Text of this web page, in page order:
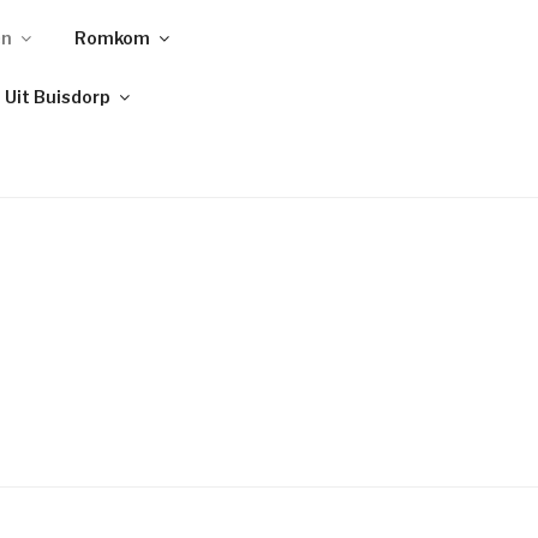
Romkom
Uit Buisdorp